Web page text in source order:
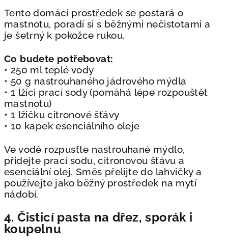
Tento domácí prostředek se postará o
mastnotu, poradí si s běžnými nečistotami a
ješetrný k pokožce rukou.
Co budete potřebovat:
• 250 ml teplé vody
• 50 g nastrouhaného jádrového mýdla
• 1 lžíci prací sody (pomáhá lépe rozpouštět
mastnotu)
• 1 lžičku citronové šťávy
• 10 kapek esenciálního oleje
Ve vodě rozpusťte nastrouhané mýdlo,
přidejte prací sodu, citronovou šťávu a
esenciální olej. Směs přelijte do lahvičky a
používejte jako běžný prostředek na mytí
nádobí.
4. Čisticí pasta na dřez, sporák i
koupelnu